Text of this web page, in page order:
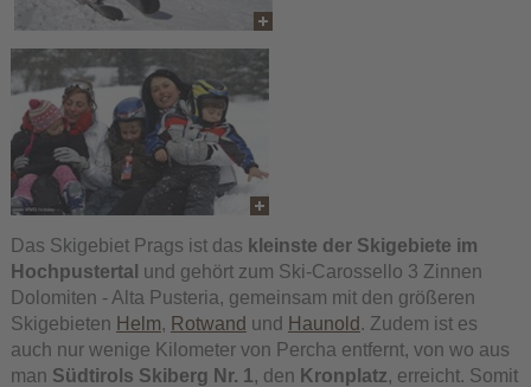
Das Skigebiet Prags ist das kleinste der Skigebiete im
Hochpustertal und gehört zum Ski-Carossello 3 Zinnen
Dolomiten - Alta Pusteria, gemeinsam mit den größeren
Skigebieten Helm, Rotwand und Haunold . Zudem ist es
auch nur wenige Kilometer von Percha entfernt, von wo aus
man Südtirols Skiberg Nr. 1, den Kronplatz, erreicht. Somit